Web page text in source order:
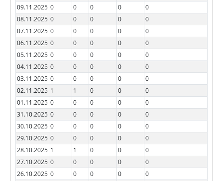
09.11.2025 0 0 0 0
0
08.11.2025 0 0 0 0
0
07.11.2025 0 0 0 0
0
06.11.2025 0 0 0 0
0
05.11.2025 0 0 0 0
0
04.11.2025 0 0 0 0
0
03.11.2025 0 0 0 0
0
02.11.2025 1 1 0 0
0
01.11.2025 0 0 0 0
0
31.10.2025 0 0 0 0
0
30.10.2025 0 0 0 0
0
29.10.2025 0 0 0 0
0
28.10.2025 1 1 0 0
0
27.10.2025 0 0 0 0
0
26.10.2025 0 0 0 0
0